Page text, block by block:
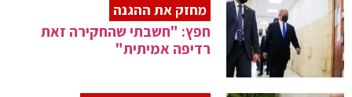
מחזק את ההגנה
חפץ: "חשבתי שהחקירה זאת
רדיפה אמיתית"